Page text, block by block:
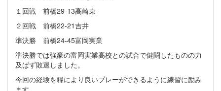
１回戦 前橋29-13高崎東
２回戦 前橋22-21吉井
準決勝 前橋24-45富岡実業
準決勝では強豪の富岡実業高校との試合で健闘したものの力
及ばず敗退しました。
今回の経験を糧により良いプレーができるように練習に励み